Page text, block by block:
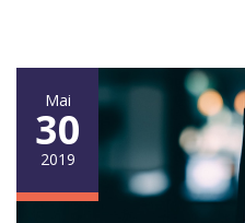
Mai
30
2019